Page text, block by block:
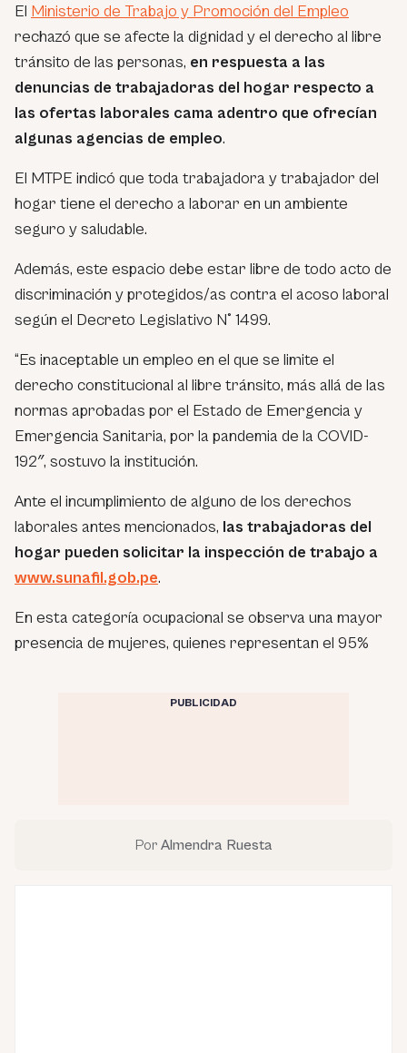
El Ministerio de Trabajo y Promoción del Empleo
rechazó que se afecte la dignidad y el derecho al libre
tránsito de las personas, en respuesta a las
denuncias de trabajadoras del hogar respecto a
las ofertas laborales cama adentro que ofrecían
algunas agencias de empleo.
El MTPE indicó que toda trabajadora y trabajador del
hogar tiene el derecho a laborar en un ambiente
seguro y saludable.
Además, este espacio debe estar libre de todo acto de
discriminación y protegidos/as contra el acoso laboral
según el Decreto Legislativo N° 1499.
“Es inaceptable un empleo en el que se limite el
derecho constitucional al libre tránsito, más allá de las
normas aprobadas por el Estado de Emergencia y
Emergencia Sanitaria, por la pandemia de la COVID-
192″, sostuvo la institución.
Ante el incumplimiento de alguno de los derechos
laborales antes mencionados, las trabajadoras del
hogar pueden solicitar la inspección de trabajo a
www.sunafil.gob.pe.
En esta categoría ocupacional se observa una mayor
presencia de mujeres, quienes representan el 95%
PUBLICIDAD
Por Almendra Ruesta